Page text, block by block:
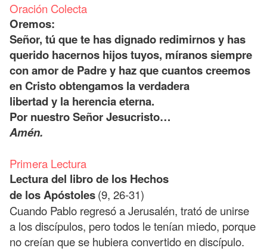
Oración Colecta
Oremos:
Señor, tú que te has dignado redimirnos y has
querido hacernos hijos tuyos, míranos siempre
con amor de Padre y haz que cuantos creemos
en Cristo obtengamos la verdadera
libertad y la herencia eterna.
Por nuestro Señor Jesucristo…
Amén.
Primera Lectura
Lectura del libro de los Hechos
de los Apóstoles(9, 26-31)
Cuando Pablo regresó a Jerusalén, trató de unirse
a los discípulos, pero todos le tenían miedo, porque
no creían que se hubiera convertido en discípulo.